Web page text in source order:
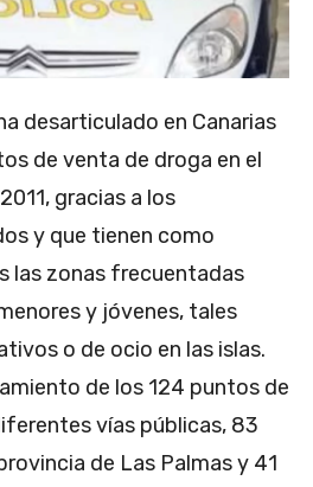
desarticulado en Canarias
de venta de droga en el
gracias a los
y que tienen como
las zonas frecuentadas
y jóvenes, tales
o de ocio en las islas.
de los 124 puntos de
vías públicas, 83
de Las Palmas y 41